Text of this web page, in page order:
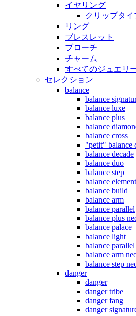
イヤリング
クリップタ
リング
ブレスレット
ブローチ
チャーム
すべてのジュエリ
セレクション
balance
balance
balance luxe
balance plus
balance
balance cross
"petit" balance
balance decade
balance duo
balance step
balance element
balance build
balance arm
balance parallel
balance plus
balance palace
balance light
balance
balance arm
balance step
danger
danger
danger tribe
danger fang
danger